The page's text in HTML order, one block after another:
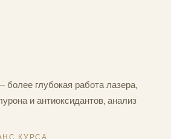
глубокая работа лазера,
и антиоксидантов, анализ
КУРСА.